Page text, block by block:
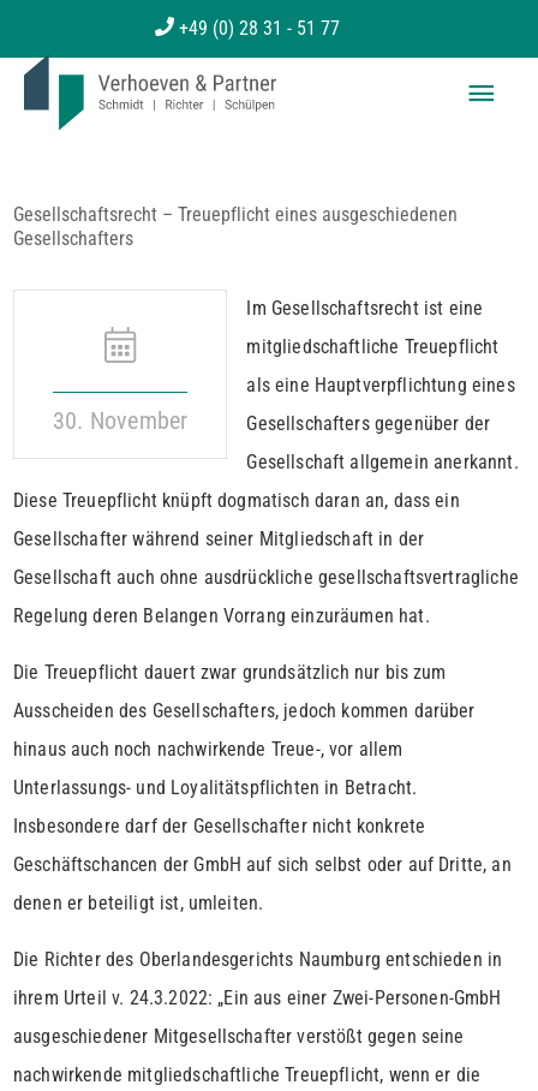
Inhalt
+49 (0) 28 31 - 51 77
Gesellschaftsrecht – Treuepflicht eines ausgeschiedenen
Gesellschafters
30. November
Im Gesellschaftsrecht ist eine
mitgliedschaftliche Treuepflicht
als eine Hauptverpflichtung eines
Gesellschafters gegenüber der
Gesellschaft allgemein anerkannt.
Diese Treuepflicht knüpft dogmatisch daran an, dass ein
Gesellschafter während seiner Mitgliedschaft in der
Gesellschaft auch ohne ausdrückliche gesellschaftsvertragliche
Regelung deren Belangen Vorrang einzuräumen hat.
Die Treuepflicht dauert zwar grundsätzlich nur bis zum
Ausscheiden des Gesellschafters, jedoch kommen darüber
hinaus auch noch nachwirkende Treue-, vor allem
Unterlassungs- und Loyalitätspflichten in Betracht.
Insbesondere darf der Gesellschafter nicht konkrete
Geschäftschancen der GmbH auf sich selbst oder auf Dritte, an
denen er beteiligt ist, umleiten.
Die Richter des Oberlandesgerichts Naumburg entschieden in
ihrem Urteil v. 24.3.2022: „Ein aus einer Zwei-Personen-GmbH
ausgeschiedener Mitgesellschafter verstößt gegen seine
nachwirkende mitgliedschaftliche Treuepflicht, wenn er die